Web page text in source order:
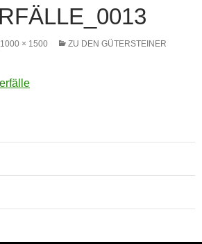
1000 × 1500
ZU DEN GÜTERSTEINER